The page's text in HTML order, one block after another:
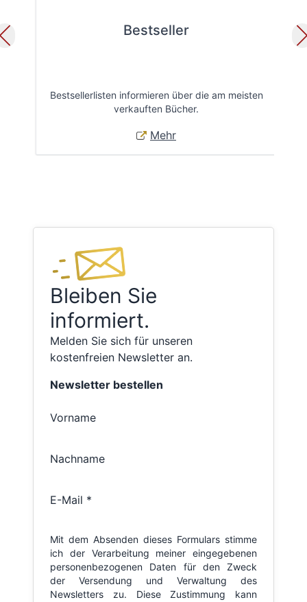
Bestseller
Bestsellerlisten informieren über die am meisten
verkauften Bücher.
Mehr
Bleiben Sie
informiert.
Melden Sie sich für unseren
kostenfreien Newsletter an.